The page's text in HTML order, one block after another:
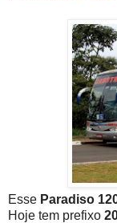
Esse Paradiso
Hoje tem prefixo